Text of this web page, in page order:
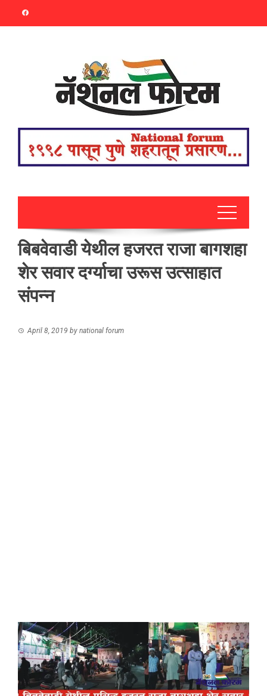
बिबवेवाडी येथील हजरत राजा बागशहा
शेर सवार दर्ग्याचा उरूस उत्साहात
संपन्न
April 8, 2019 by national forum